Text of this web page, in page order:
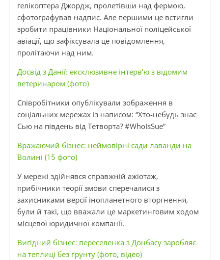
гелікоптера Джордж, пролетівши над фермою,
сфотографував надпис. Але першими це встигли
зробити працівники Національної поліцейської
авіації, що зафіксувала це повідомлення,
пролітаючи над ним.
Досвід з Данії: ексклюзивне інтерв’ю з відомим
ветеринаром (фото)
Співробітники опублікували зображення в
соціальних мережах із написом: “Хто-небудь знає
Сью на південь від Тетворта? #WhoIsSue”
Вражаючий бізнес: неймовірні сади лаванди на
Волині (15 фото)
У мережі здійнявся справжній ажіотаж,
прибічники теорії змови сперечалися з
захисниками версії інопланетного вторгнення,
були й такі, що вважали це маркетинговим ходом
місцевої юридичної компанії.
Вигідний бізнес: переселенка з Донбасу заробляє
на теплиці без ґрунту (фото, відео)